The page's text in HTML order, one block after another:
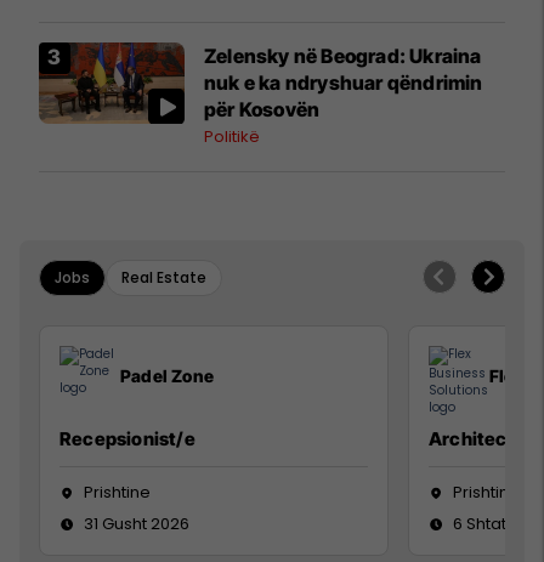
Zelensky në Beograd: Ukraina
nuk e ka ndryshuar qëndrimin
për Kosovën
Politikë
Jobs Real Estate
Padel Zone
Recepsionist/e
Prishtine
31 Gusht 2026
Flex
Architect
Prishtinë
6 Shtator